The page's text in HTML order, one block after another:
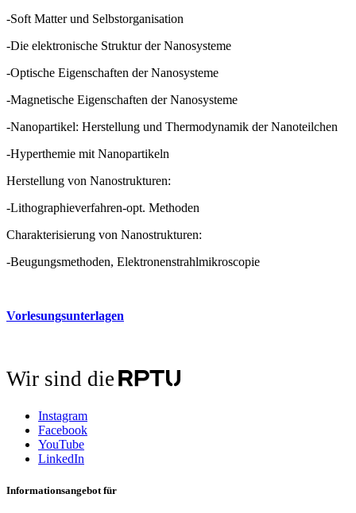
-Soft Matter und Selbstorganisation
-Die elektronische Struktur der Nanosysteme
-Optische Eigenschaften der Nanosysteme
-Magnetische Eigenschaften der Nanosysteme
-Nanopartikel: Herstellung und Thermodynamik der Nanoteilchen
-Hyperthemie mit Nanopartikeln
Herstellung von Nanostrukturen:
-Lithographieverfahren-opt. Methoden
Charakterisierung von Nanostrukturen:
-Beugungsmethoden, Elektronenstrahlmikroscopie
Vorlesungsunterlagen
Wir sind die
Instagram
Facebook
YouTube
LinkedIn
Informationsangebot für